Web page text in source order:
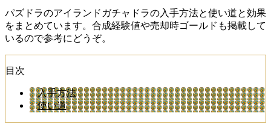
パズドラのアイランドガチャドラの入手方法と使い道と効果
をまとめています。合成経験値や売却時ゴールドも掲載して
いるので参考にどうぞ。
目次
入手方法
使い道